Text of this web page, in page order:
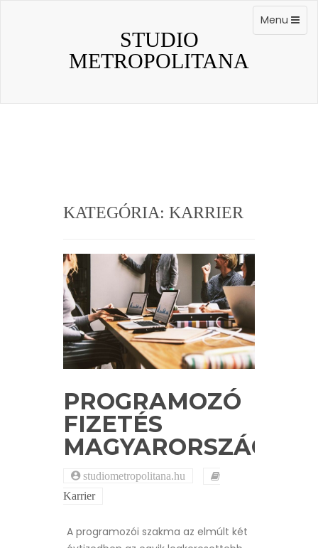
STUDIO
METROPOLITANA
Toggle
navigation
Menu
KATEGÓRIA: KARRIER
PROGRAMOZÓ
FIZETÉS
MAGYARORSZÁGON
studiometropolitana.hu
Karrier
A programozói szakma az elmúlt két